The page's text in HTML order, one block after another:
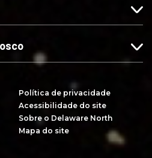
t
a
Y
b
e
Política de privacidade
Acessibilidade do site
Sobre o Delaware North
Mapa do site